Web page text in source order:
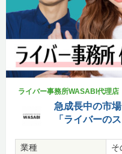
ライバー事務所WASABI代理店
急成長中の市
「ライバーの
業種
そ